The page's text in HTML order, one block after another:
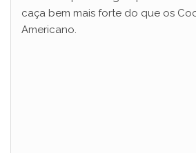
caça bem mais forte do que os
Americano.